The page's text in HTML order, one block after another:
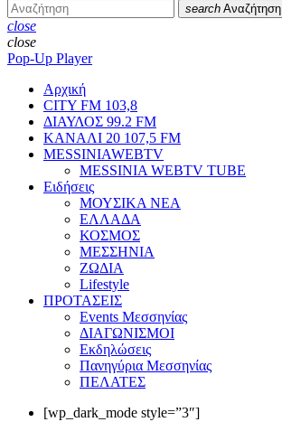
search Αναζήτηση
close
close
Pop-Up Player
Αρχική
CITY FM 103,8
ΔΙΑΥΛΟΣ 99.2 FM
ΚΑΝΑΛΙ 20 107,5 FM
MESSINIAWEBTV
MESSINIA WEBTV TUBE
Eιδήσεις
ΜΟΥΣΙΚΑ ΝΕΑ
ΕΛΛΑΔΑ
ΚΟΣΜΟΣ
ΜΕΣΣΗΝΙΑ
ΖΩΔΙΑ
Lifestyle
ΠΡΟΤΑΣΕΙΣ
Events Μεσσηνίας
ΔΙΑΓΩΝΙΣΜΟΙ
Εκδηλώσεις
Πανηγύρια Μεσσηνίας
ΠΕΛΑΤΕΣ
[wp_dark_mode style=”3″]